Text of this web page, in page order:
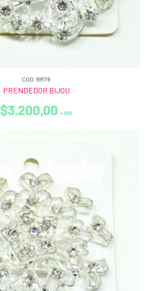
COD. BR79
PRENDEDOR BIJOU
$3.200,00 + IVA